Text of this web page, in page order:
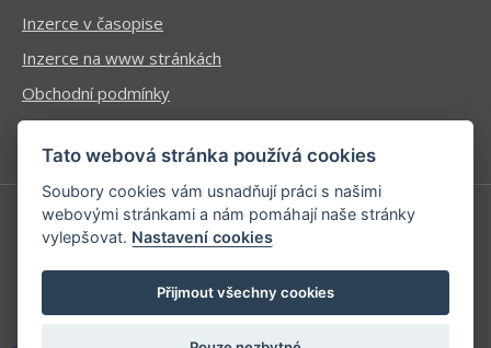
Inzerce v časopise
Inzerce na www stránkách
Obchodní podmínky
Ochrana osobních údajů
Příhlášení | Registrace
Kontaktní informace
Mapa stránek
Tato webová stránka používá cookies
Soubory cookies vám usnadňují práci s našimi
webovými stránkami a nám pomáhají naše stránky
vylepšovat. Nastavení cookies
Přijmout všechny cookies